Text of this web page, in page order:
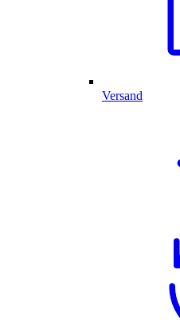
Versand